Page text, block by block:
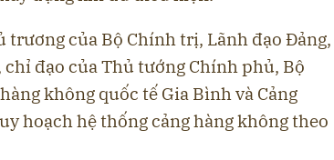
trương của Bộ Chính trị, Lãnh đạo Đảng,
đạo của Thủ tướng Chính phủ, Bộ
không quốc tế Gia Bình và Cảng
hoạch hệ thống cảng hàng không theo